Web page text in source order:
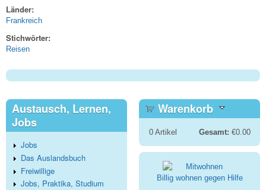
Länder:
Frankreich
Stichwörter:
Reisen
Austausch, Lernen,
Jobs
Jobs
Das Auslandsbuch
Freiwillige
Jobs, Praktika, Studium
Warenkorb
0Artikel Gesamt: €0.00
Billig wohnen gegen Hilfe